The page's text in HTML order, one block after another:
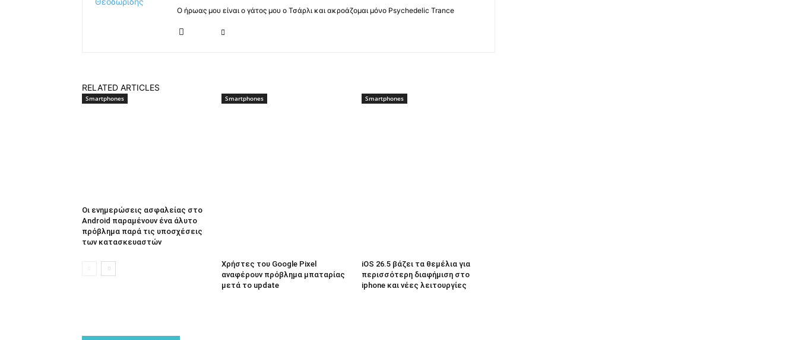
Ο ήρωας μου είναι ο γάτος μου ο Τσάρλι και ακροάζομαι μόνο Psychedelic Trance
RELATED ARTICLES
Smartphones
Οι ενημερώσεις ασφαλείας στο
Android παραμένουν ένα άλυτο
πρόβλημα παρά τις υποσχέσεις
των κατασκευαστών
Smartphones
Χρήστες του Google Pixel
αναφέρουν πρόβλημα μπαταρίας
μετά το update
Smartphones
iOS 26.5 βάζει τα θεμέλια για
περισσότερη διαφήμιση στο
iphone και νέες λειτουργίες